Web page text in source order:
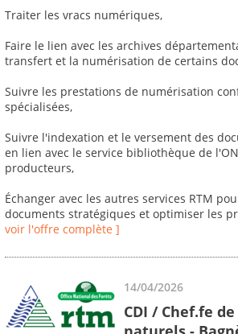
Traiter les vracs numériques,
Faire le lien avec les archives
transfert et la numérisation de certains
Suivre les prestations de numérisation
spécialisées,
Suivre l'indexation et le versement des
en lien avec le service bibliothèque de
producteurs,
Échanger avec les autres services RTM
documents stratégiques et optimiser les
voir l'offre complète ]
14/04/2026
CDI / Chef.fe